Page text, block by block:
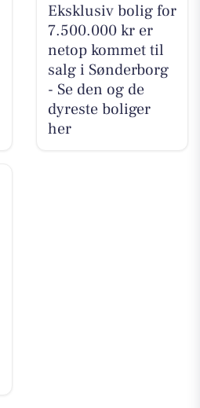
Eksklusiv bolig for
7.500.000 kr er
netop kommet til
salg i Sønderborg
- Se den og de
dyreste boliger
her